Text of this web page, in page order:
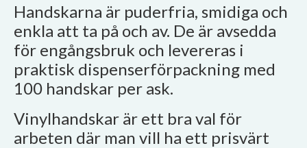
Handskarna är puderfria, smidiga och
enkla att ta på och av. De är avsedda
för engångsbruk och levereras i
praktisk dispenserförpackning med
100 handskar per ask.
Vinylhandskar är ett bra val för
arbeten där man vill ha ett prisvärt